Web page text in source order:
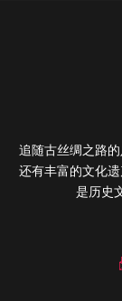
追随古丝绸之路
还有丰富的文化
是历史